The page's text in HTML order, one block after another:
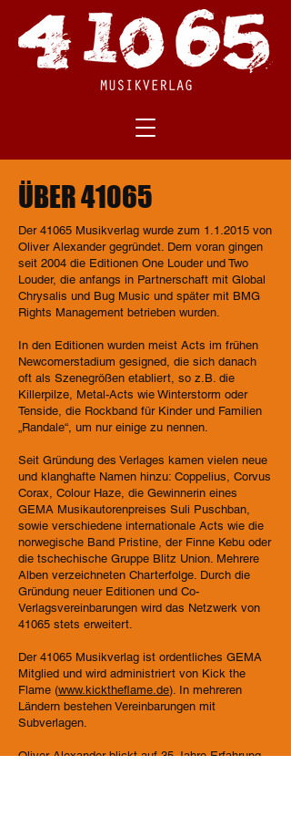
ÜBER 41065
Der 41065 Musikverlag wurde zum 1.1.2015 von
Oliver Alexander gegründet. Dem voran gingen
seit 2004 die Editionen One Louder und Two
Louder, die anfangs in Partnerschaft mit Global
Chrysalis und Bug Music und später mit BMG
Rights Management betrieben wurden.
In den Editionen wurden meist Acts im frühen
Newcomerstadium gesigned, die sich danach
oft als Szenegrößen etabliert, so z.B. die
Killerpilze, Metal-Acts wie Winterstorm oder
Tenside, die Rockband für Kinder und Familien
„Randale“, um nur einige zu nennen.
Seit Gründung des Verlages kamen vielen neue
und klanghafte Namen hinzu: Coppelius, Corvus
Corax, Colour Haze, die Gewinnerin eines
GEMA Musikautorenpreises Suli Puschban,
sowie verschiedene internationale Acts wie die
norwegische Band Pristine, der Finne Kebu oder
die tschechische Gruppe Blitz Union. Mehrere
Alben verzeichneten Charterfolge. Durch die
Gründung neuer Editionen und Co-
Verlagsvereinbarungen wird das Netzwerk von
41065 stets erweitert.
Der 41065 Musikverlag ist ordentliches GEMA
Mitglied und wird administriert von Kick the
Flame (www.kicktheflame.de). In mehreren
Ländern bestehen Vereinbarungen mit
Subverlagen.
Oliver Alexander blickt auf 35 Jahre Erfahrung